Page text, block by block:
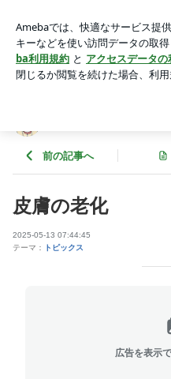
アプリをダウンロードして ブ
ょう。
前の記事へ
皮膚の老化
2025-05-13 07:44:45
テーマ：
トピックス
広告を表示